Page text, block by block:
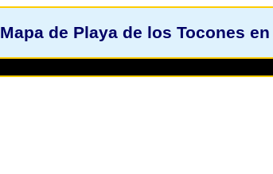
Mapa de Playa de los Tocones